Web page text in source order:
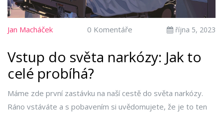
Jan Macháček 0 Komentáře října 5, 2023
Vstup do světa narkózy: Jak to
celé probíhá?
Máme zde první zastávku na naší cestě do světa narkózy.
Ráno vstáváte a s pobavením si uvědomujete, že je to ten